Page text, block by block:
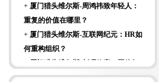
何变成团队？